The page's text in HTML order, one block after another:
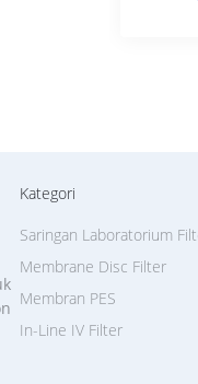
Kategori
In-Line IV Filter
Saringan Laboratorium
Membrane Disc Filter
Membran PES